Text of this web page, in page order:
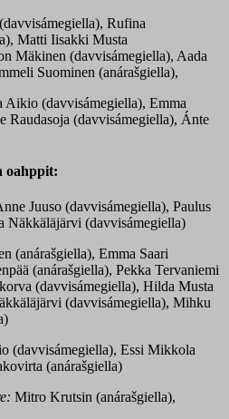
Rufina
Matti Iisakki Musta
Mäkinen (davvisámegiella), Aada
Suominen (anárašgiella),
Aikio (davvisámegiella), Emma
Raudasoja (davvisámegiella), Ánte
oahppit:
Juuso (davvisámegiella), Paulus
Näkkäläjärvi (davvisámegiella)
(anárašgiella), Emma Saari
(anárašgiella), Pekka Tervaniemi
(davvisámegiella), Hilda Musta
(davvisámegiella), Mihku
(davvisámegiella), Essi Mikkola
(anárašgiella)
Mitro Krutsin (anárašgiella),